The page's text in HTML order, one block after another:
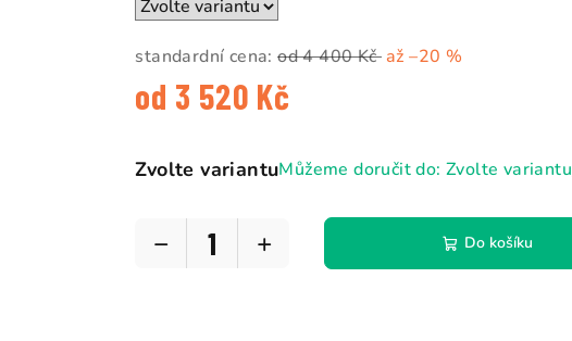
hvězdiček.
standardní cena: od 4 400 Kčaž –20 %
od 3 520 Kč
cena:
Zvolte variantuMůžeme doručit do: Zvolte variantu
+
− Do košíku